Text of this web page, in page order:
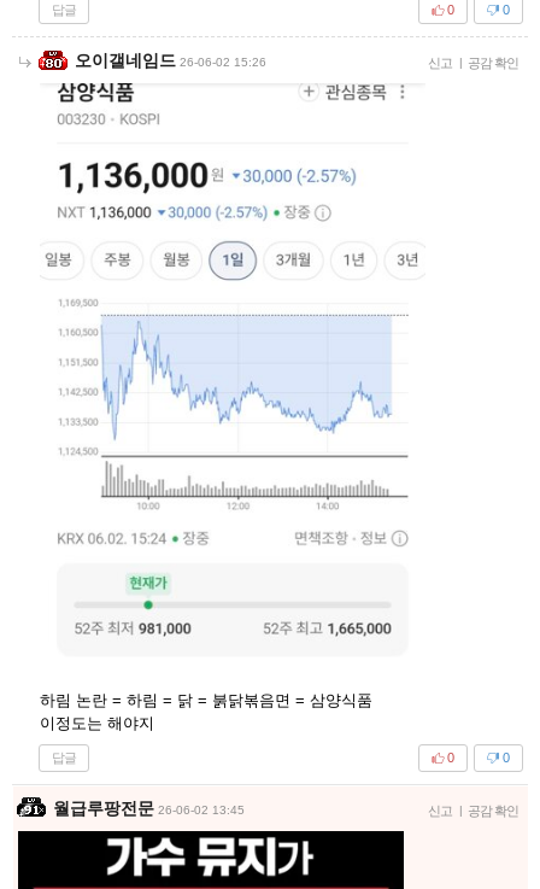
답글 0
0
오이갤네임드 26-06-02 15:26 신고 | 공감 확인
하림 논란 = 하림 = 닭 = 붉닭볶음면 = 삼양식품
이정도는 해야지
답글 0
0
월급루팡전문 26-06-02 13:45 신고 | 공감 확인